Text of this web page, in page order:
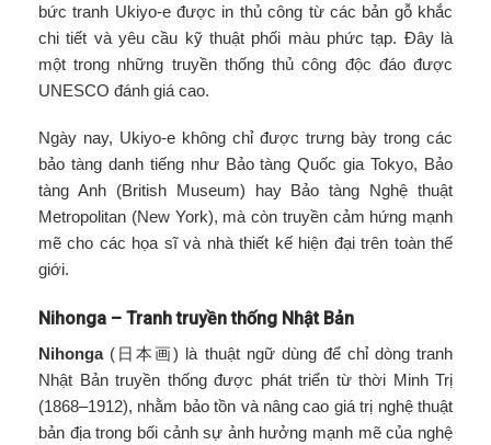
bức tranh Ukiyo-e được in thủ công từ các bản gỗ khắc
chi tiết và yêu cầu kỹ thuật phối màu phức tạp. Đây là
một trong những truyền thống thủ công độc đáo được
UNESCO đánh giá cao.
Ngày nay, Ukiyo-e không chỉ được trưng bày trong các
bảo tàng danh tiếng như Bảo tàng Quốc gia Tokyo, Bảo
tàng Anh (British Museum) hay Bảo tàng Nghệ thuật
Metropolitan (New York), mà còn truyền cảm hứng mạnh
mẽ cho các họa sĩ và nhà thiết kế hiện đại trên toàn thế
giới.
Nihonga – Tranh truyền thống Nhật Bản
Nihonga(日本画) là thuật ngữ dùng để chỉ dòng tranh
Nhật Bản truyền thống được phát triển từ thời Minh Trị
(1868–1912), nhằm bảo tồn và nâng cao giá trị nghệ thuật
bản địa trong bối cảnh sự ảnh hưởng mạnh mẽ của nghệ